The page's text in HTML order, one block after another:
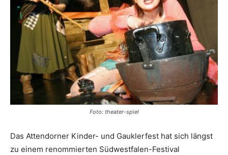
Foto: theater-spiel
Das Attendorner Kinder- und Gauklerfest hat sich längst
zu einem renommierten Südwestfalen-Festival